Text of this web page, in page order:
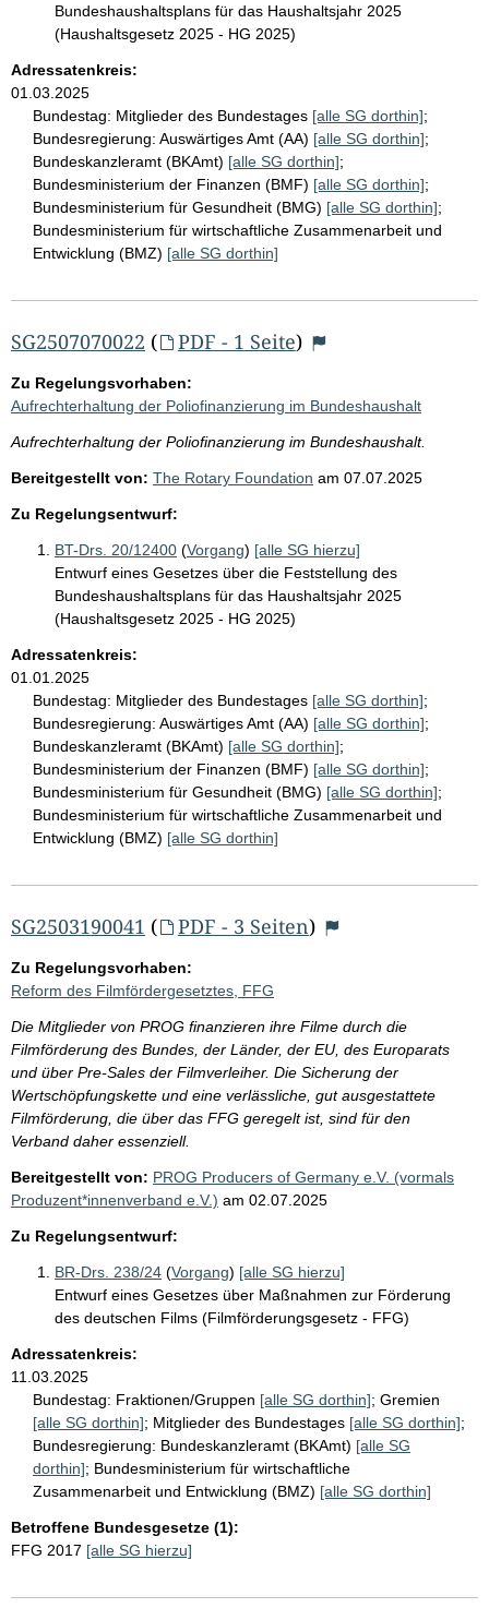
Bundeshaushaltsplans für das Haushaltsjahr 2025
(Haushaltsgesetz 2025 - HG 2025)
Adressatenkreis:
01.03.2025
Bundestag: Mitglieder des Bundestages [alle SG dorthin];
Bundesregierung: Auswärtiges Amt (AA) [alle SG dorthin];
Bundeskanzleramt (BKAmt) [alle SG dorthin];
Bundesministerium der Finanzen (BMF) [alle SG dorthin];
Bundesministerium für Gesundheit (BMG) [alle SG dorthin];
Bundesministerium für wirtschaftliche Zusammenarbeit und
Entwicklung (BMZ) [alle SG dorthin]
SG2507070022 ( PDF - 1 Seite)
Zu Regelungsvorhaben:
Aufrechterhaltung der Poliofinanzierung im Bundeshaushalt
Aufrechterhaltung der Poliofinanzierung im Bundeshaushalt.
Bereitgestellt von: The Rotary Foundation am 07.07.2025
Zu Regelungsentwurf:
BT-Drs. 20/12400 (Vorgang) [alle SG hierzu]
Entwurf eines Gesetzes über die Feststellung des
Bundeshaushaltsplans für das Haushaltsjahr 2025
(Haushaltsgesetz 2025 - HG 2025)
Adressatenkreis:
01.01.2025
Bundestag: Mitglieder des Bundestages [alle SG dorthin];
Bundesregierung: Auswärtiges Amt (AA) [alle SG dorthin];
Bundeskanzleramt (BKAmt) [alle SG dorthin];
Bundesministerium der Finanzen (BMF) [alle SG dorthin];
Bundesministerium für Gesundheit (BMG) [alle SG dorthin];
Bundesministerium für wirtschaftliche Zusammenarbeit und
Entwicklung (BMZ) [alle SG dorthin]
SG2503190041 ( PDF - 3 Seiten)
Zu Regelungsvorhaben:
Reform des Filmfördergesetztes, FFG
Die Mitglieder von PROG finanzieren ihre Filme durch die
Filmförderung des Bundes, der Länder, der EU, des Europarats
und über Pre-Sales der Filmverleiher. Die Sicherung der
Wertschöpfungskette und eine verlässliche, gut ausgestattete
Filmförderung, die über das FFG geregelt ist, sind für den
Verband daher essenziell.
Bereitgestellt von: PROG Producers of Germany e.V. (vormals
Produzent*innenverband e.V.) am 02.07.2025
Zu Regelungsentwurf:
BR-Drs. 238/24 (Vorgang) [alle SG hierzu]
Entwurf eines Gesetzes über Maßnahmen zur Förderung
des deutschen Films (Filmförderungsgesetz - FFG)
Adressatenkreis:
11.03.2025
Bundestag: Fraktionen/Gruppen [alle SG dorthin]; Gremien
[alle SG dorthin]; Mitglieder des Bundestages [alle SG dorthin];
Bundesregierung: Bundeskanzleramt (BKAmt) [alle SG
dorthin]; Bundesministerium für wirtschaftliche
Zusammenarbeit und Entwicklung (BMZ) [alle SG dorthin]
Betroffene Bundesgesetze (1):
FFG 2017 [alle SG hierzu]